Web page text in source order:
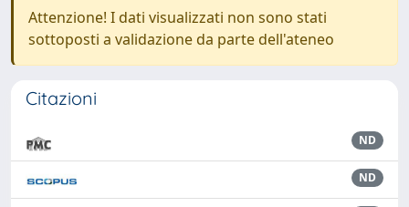
Attenzione! I dati visualizzati non sono stati
sottoposti a validazione da parte dell'ateneo
Citazioni
ND
ND